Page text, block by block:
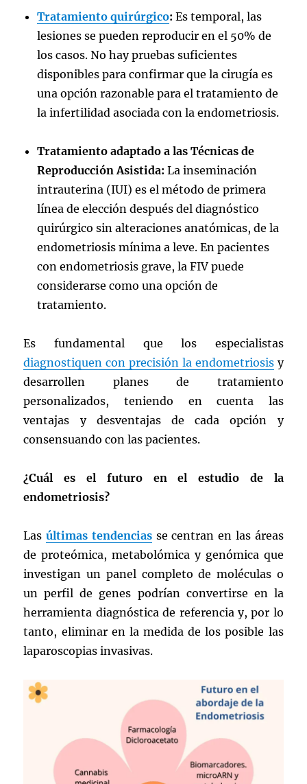
Tratamiento quirúrgico: Es temporal, las
lesiones se pueden reproducir en el 50% de
los casos. No hay pruebas suficientes
disponibles para confirmar que la cirugía es
una opción razonable para el tratamiento de
la infertilidad asociada con la endometriosis.
Tratamiento adaptado a las Técnicas de
Reproducción Asistida: La inseminación
intrauterina (IUI) es el método de primera
línea de elección después del diagnóstico
quirúrgico sin alteraciones anatómicas, de la
endometriosis mínima a leve. En pacientes
con endometriosis grave, la FIV puede
considerarse como una opción de
tratamiento.
Es fundamental que los especialistas
diagnostiquen con precisión la endometriosisy
desarrollen planes de tratamiento
personalizados, teniendo en cuenta las
ventajas y desventajas de cada opción y
consensuando con las pacientes.
¿Cuál es el futuro en el estudio de la
endometriosis?
Lasúltimas tendenciasse centran en las áreas
de proteómica, metabolómica y genómica que
investigan un panel completo de moléculas o
un perfil de genes podrían convertirse en la
herramienta diagnóstica de referencia y, por lo
tanto, eliminar en la medida de los posible las
laparoscopias invasivas.